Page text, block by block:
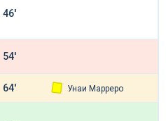
46'
54'
64' Унаи Марреро